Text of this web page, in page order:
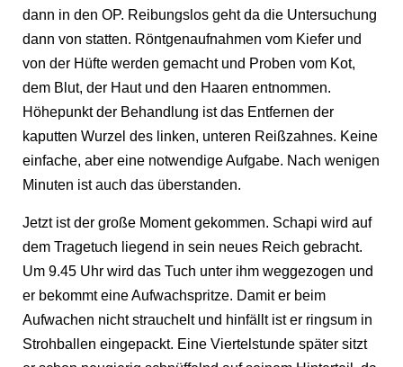
dann in den OP. Reibungslos geht da die Untersuchung
dann von statten. Röntgenaufnahmen vom Kiefer und
von der Hüfte werden gemacht und Proben vom Kot,
dem Blut, der Haut und den Haaren entnommen.
Höhepunkt der Behandlung ist das Entfernen der
kaputten Wurzel des linken, unteren Reißzahnes. Keine
einfache, aber eine notwendige Aufgabe. Nach wenigen
Minuten ist auch das überstanden.
Jetzt ist der große Moment gekommen. Schapi wird auf
dem Tragetuch liegend in sein neues Reich gebracht.
Um 9.45 Uhr wird das Tuch unter ihm weggezogen und
er bekommt eine Aufwachspritze. Damit er beim
Aufwachen nicht strauchelt und hinfällt ist er ringsum in
Strohballen eingepackt. Eine Viertelstunde später sitzt